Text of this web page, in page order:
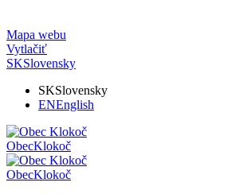
Mapa webu
Vytlačiť
SKSlovensky
SKSlovensky
ENEnglish
ObecKlokoč
ObecKlokoč